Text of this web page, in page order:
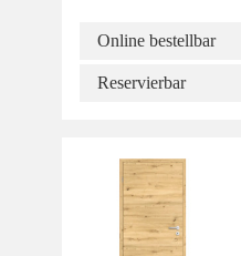
Online bestellbar
Reservierbar